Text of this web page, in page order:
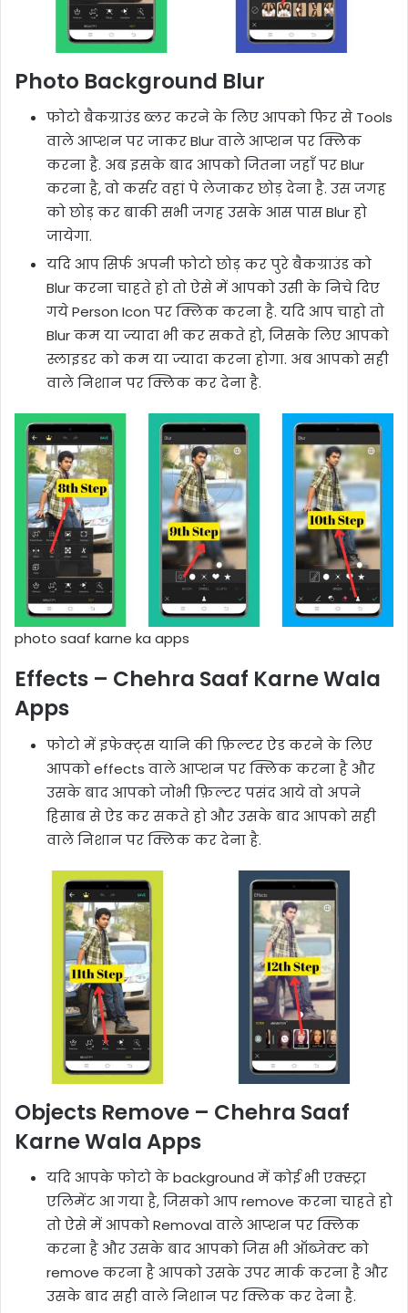
Photo Background Blur
फोटो बैकग्राउंड ब्लर करने के लिए आपको फिर से Tools
वाले आप्शन पर जाकर Blur वाले आप्शन पर क्लिक
करना है. अब इसके बाद आपको जितना जहाँ पर Blur
करना है, वो कर्सर वहां पे लेजाकर छोड़ देना है. उस जगह
को छोड़ कर बाकी सभी जगह उसके आस पास Blur हो
जायेगा.
यदि आप सिर्फ अपनी फोटो छोड़ कर पुरे बैकग्राउंड को
Blur करना चाहते हो तो ऐसे में आपको उसी के निचे दिए
गये Person Icon पर क्लिक करना है. यदि आप चाहो तो
Blur कम या ज्यादा भी कर सकते हो, जिसके लिए आपको
स्लाइडर को कम या ज्यादा करना होगा. अब आपको सही
वाले निशान पर क्लिक कर देना है.
photo saaf karne ka apps
Effects – Chehra Saaf Karne Wala
Apps
फोटो में इफेक्ट्स यानि की फ़िल्टर ऐड करने के लिए
आपको effects वाले आप्शन पर क्लिक करना है और
उसके बाद आपको जोभी फ़िल्टर पसंद आये वो अपने
हिसाब से ऐड कर सकते हो और उसके बाद आपको सही
वाले निशान पर क्लिक कर देना है.
Objects Remove – Chehra Saaf
Karne Wala Apps
यदि आपके फोटो के background में कोई भी एक्स्ट्रा
एलिमेंट आ गया है, जिसको आप remove करना चाहते हो
तो ऐसे में आपको Removal वाले आप्शन पर क्लिक
करना है और उसके बाद आपको जिस भी ऑब्जेक्ट को
remove करना है आपको उसके उपर मार्क करना है और
उसके बाद सही वाले निशान पर क्लिक कर देना है.